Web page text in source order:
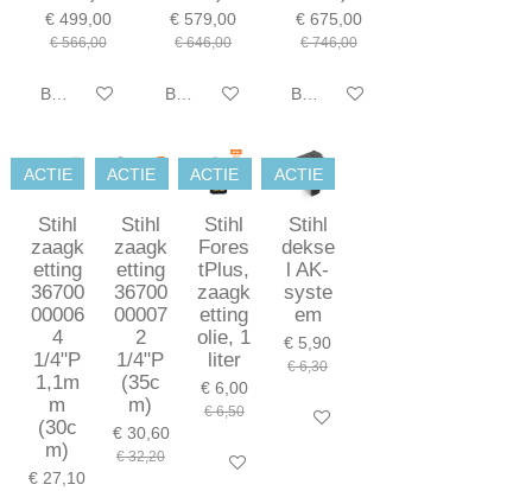
€ 499,00
€ 566,00
Bekijk details
€ 579,00
€ 646,00
Bekijk details
€ 675,00
€ 746,00
Bekijk details
ACTIE
Stihl
zaagk
etting
36700
00006
4
1/4"P
1,1m
m
(30c
m)
€ 27,10
ACTIE
Stihl
zaagk
etting
36700
00007
2
1/4"P
(35c
m)
€ 30,60
€ 32,20
ACTIE
Stihl
Fores
tPlus,
zaagk
etting
olie, 1
liter
€ 6,00
€ 6,50
In winkelwagen
ACTIE
Stihl
dekse
l AK-
syste
em
€ 5,90
€ 6,30
In winkelwagen